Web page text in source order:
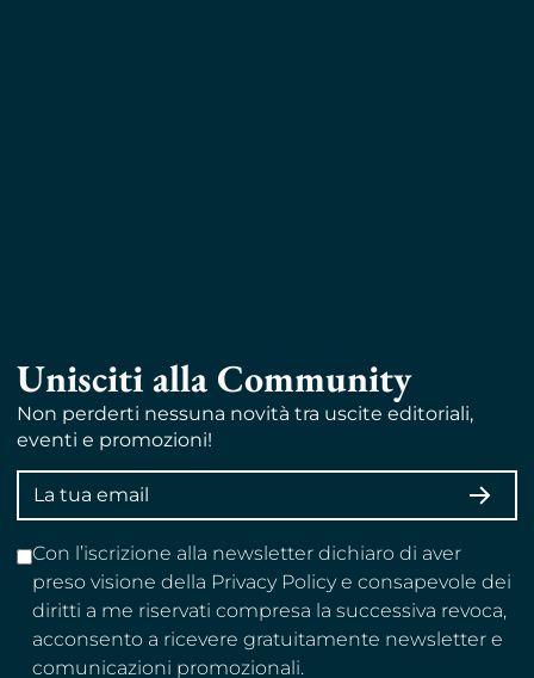
Unisciti alla Community
Non perderti nessuna novità tra uscite editoriali,
eventi e promozioni!
Indirizzo
email
Con l’iscrizione alla newsletter dichiaro di aver
preso visione della Privacy Policy e consapevole dei
diritti a me riservati compresa la successiva revoca,
acconsento a ricevere gratuitamente newsletter e
comunicazioni promozionali.